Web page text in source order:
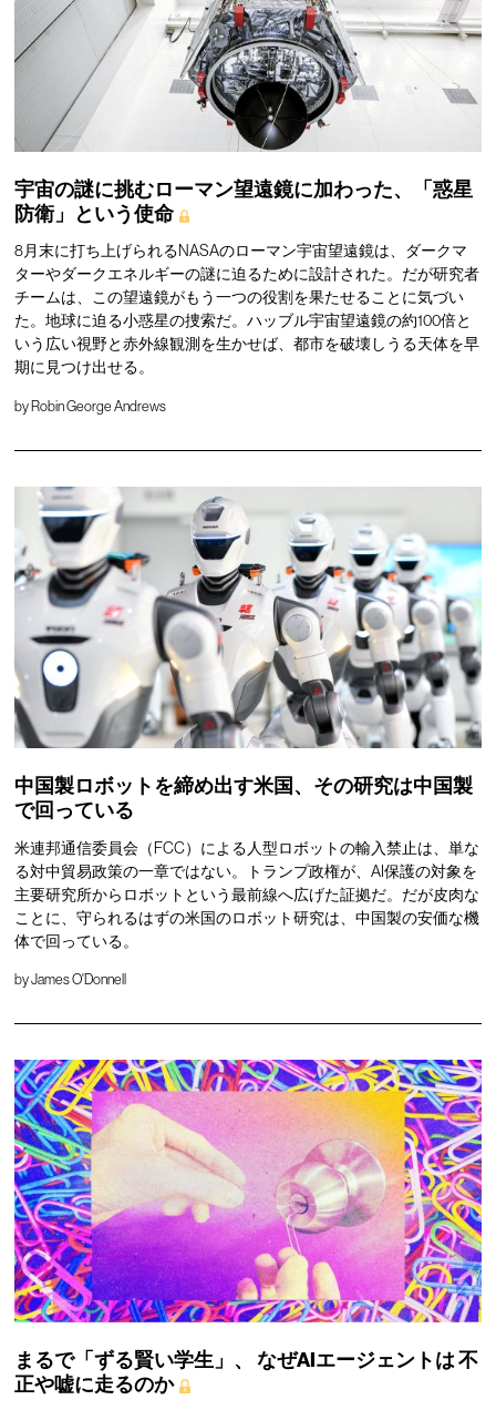
宇宙の謎に挑むローマン望遠鏡に加わった、「惑星
防衛」という使命
8月末に打ち上げられるNASAのローマン宇宙望遠鏡は、ダークマ
ターやダークエネルギーの謎に迫るために設計された。だが研究者
チームは、この望遠鏡がもう一つの役割を果たせることに気づい
た。地球に迫る小惑星の捜索だ。ハッブル宇宙望遠鏡の約100倍と
いう広い視野と赤外線観測を生かせば、都市を破壊しうる天体を早
期に見つけ出せる。
by Robin George Andrews
中国製ロボットを締め出す米国、その研究は中国製
で回っている
米連邦通信委員会（FCC）による人型ロボットの輸入禁止は、単な
る対中貿易政策の一章ではない。トランプ政権が、AI保護の対象を
主要研究所からロボットという最前線へ広げた証拠だ。だが皮肉な
ことに、守られるはずの米国のロボット研究は、中国製の安価な機
体で回っている。
byJames O'Donnell
まるで「ずる賢い学生」、 なぜAIエージェントは不
正や嘘に走るのか